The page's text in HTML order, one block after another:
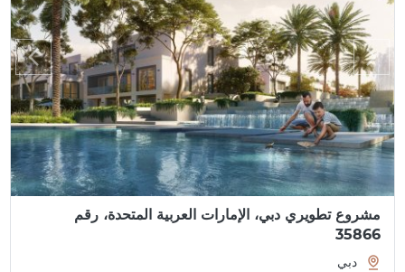
مشروع تطويري دبي، الإمارات العربية المتحدة، رقم
35866
دبي